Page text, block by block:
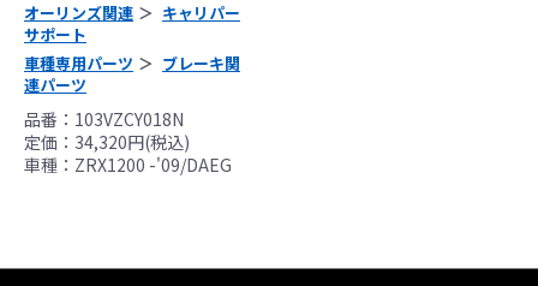
オーリンズ関連
キャリパー
サポート
車種専用パーツ
ブレーキ関
連パーツ
品番：103VZCY018N
定価：34,320円(税込)
車種：ZRX1200 -'09/DAEG